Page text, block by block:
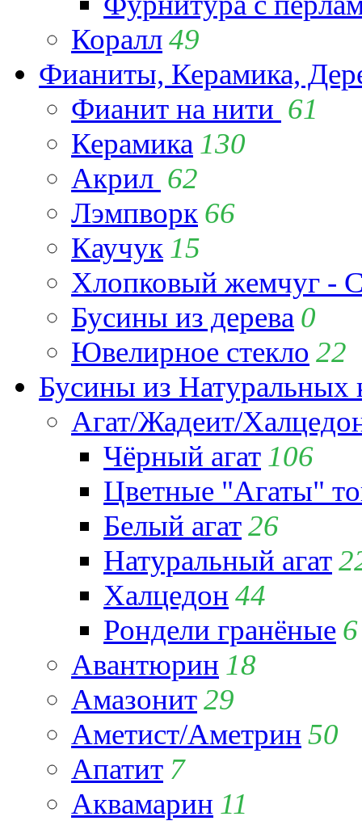
Коралл49
Фианиты, Керамика,
Фианит на нити 61
Керамика 130
Акрил 62
Лэмпворк 66
Каучук 15
Хлопковый жемчуг -
Бусины из дерева 0
Ювелирное стекло 22
Бусины из Натуральных
Агат/Жадеит/
Чёрный агат 106
Цветные "Агаты"
Белый агат26
Натуральный агат
Халцедон 44
Рондели гранёные 6
Авантюрин 18
Амазонит29
Аметист/Аметрин 50
Апатит 7
Аквамарин 11